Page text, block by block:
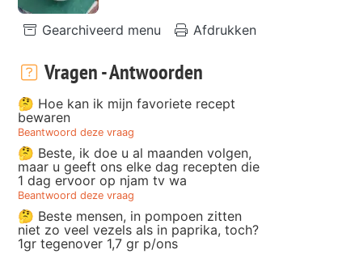
Gearchiveerd menu Afdrukken
Vragen - Antwoorden
🤔 Hoe kan ik mijn favoriete recept
bewaren
Beantwoord deze vraag
🤔 Beste, ik doe u al maanden volgen,
maar u geeft ons elke dag recepten die
1 dag ervoor op njam tv wa
Beantwoord deze vraag
🤔 Beste mensen, in pompoen zitten
niet zo veel vezels als in paprika, toch?
1gr tegenover 1,7 gr p/ons